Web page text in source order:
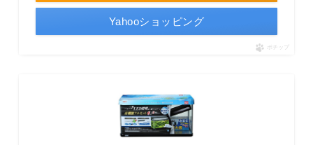
Yahooショッピング
ポチップ